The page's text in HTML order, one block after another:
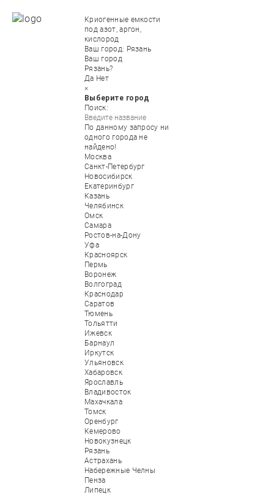
Криогенные емкости
под азот, аргон,
кислород
Ваш город: Рязань
Ваш город
Рязань?
Да Нет
×
Выберите город
Поиск:
По данному запросу ни
одного города не
найдено!
Москва
Санкт-Петербург
Новосибирск
Екатеринбург
Казань
Челябинск
Омск
Самара
Ростов-на-Дону
Уфа
Красноярск
Пермь
Воронеж
Волгоград
Краснодар
Саратов
Тюмень
Тольятти
Ижевск
Барнаул
Иркутск
Ульяновск
Хабаровск
Ярославль
Владивосток
Махачкала
Томск
Оренбург
Кемерово
Новокузнецк
Рязань
Астрахань
Набережные Челны
Пенза
Липецк